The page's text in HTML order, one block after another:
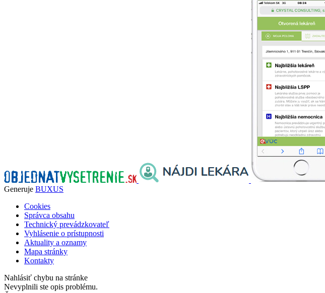
Generuje BUXUS
Cookies
Správca obsahu
Technický prevádzkovateľ
Vyhlásenie o prístupnosti
Aktuality a oznamy
Mapa stránky
Kontakty
Nahlásiť chybu na stránke
Nevyplnili ste opis problému.